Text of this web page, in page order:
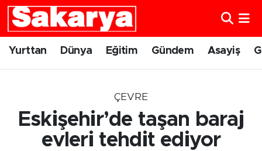
Yurttan Dünya Eğitim Gündem Asayiş
ÇEVRE
Eskişehir’de taşan baraj
evleri tehdit ediyor
Yurttan
Gündem
Eskişehir Nöbetçi Eczaneler
Eskişehir Namaz Vakitleri
Eskişehir Trafik Yoğunluk Haritası